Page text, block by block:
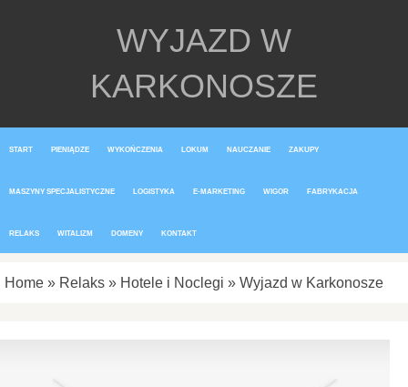
WYJAZD W
KARKONOSZE
START PIENIĄDZE WYKOŃCZENIA LOKUM NAUCZANIE ZAKUPY
MASZYNY SPECJALISTYCZNE LOGISTYKA E-MARKETING WIGOR FABRYKACJA
RELAKS WITALIZM DOMENY KONTAKT
Home » Relaks » Hotele i Noclegi » Wyjazd w Karkonosze